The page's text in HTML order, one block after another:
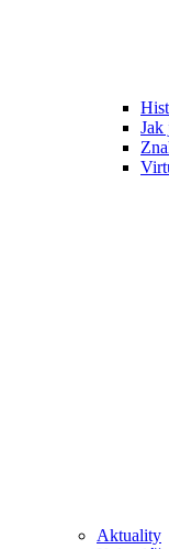
Jak
Aktuality